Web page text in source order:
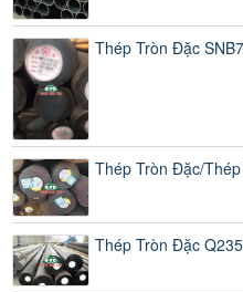
Thép Tròn Đặc
Thép Tròn Đặc/
Thép Tròn Đặc